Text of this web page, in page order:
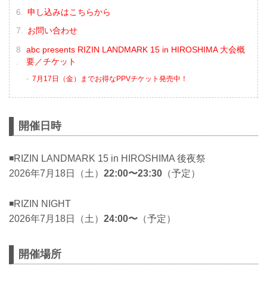
申し込みはこちらから
お問い合わせ
abc presents RIZIN LANDMARK 15 in HIROSHIMA 大会概
要／チケット
7月17日（金）までお得なPPVチケット発売中！
開催日時
◾️RIZIN LANDMARK 15 in HIROSHIMA 後夜祭
2026年7月18日（土） 22:00〜23:30 （予定）
◾️RIZIN NIGHT
2026年7月18日（土） 24:00〜 （予定）
開催場所